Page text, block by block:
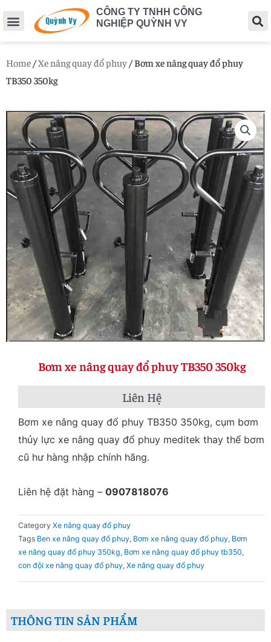
CÔNG TY TNHH CÔNG
NGHIỆP QUỲNH VY
Home /Xe nâng quay đổ phuy / Bơm xe nâng quay đổ phuy
TB350 350kg
Bơm xe nâng quay đổ phuy TB350 350kg
Liên Hệ
Bơm xe nâng quay đổ phuy TB350 350kg, cụm bơm
thủy lực xe nâng quay đổ phuy meditek thay thể bơm
cũ hư hàng nhập chính hãng.
Liên hệ đặt hàng – 0907818076
Category Xe nâng quay đổ phuy
Tags Ben xe nâng quay đổ phuy, Bơm xe nâng quay đổ phuy, Bơm
xe nâng quay đổ phuy 350kg, Bơm xe nâng quay đổ phuy tb350,
con đội xe nâng quay đổ phuy, Xe nâng quay đổ phuy
THÔNG TIN SẢN PHẨM